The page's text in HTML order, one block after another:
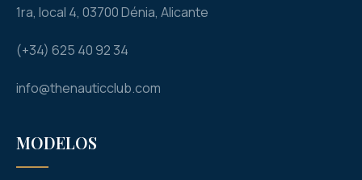
1ra, local 4, 03700 Dénia, Alicante
(+34) 625 40 92 34
info@thenauticclub.com
MODELOS